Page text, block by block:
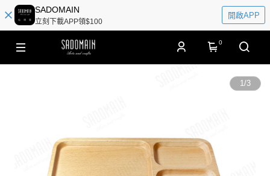
SADOMAIN
立刻下載APP領$100
開啟APP
0
1/3